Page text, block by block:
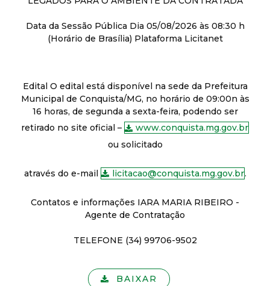
Data da Sessão Pública Dia 05/08/2026 às 08:30 h
(Horário de Brasília) Plataforma Licitanet
Edital O edital está disponível na sede da Prefeitura
Municipal de Conquista/MG, no horário de 09:00n às
16 horas, de segunda a sexta-feira, podendo ser
retirado no site oficial –
www.conquista.mg.gov.br
ou solicitado
através do e-mail licitacao@conquista.mg.gov.br.
Contatos e informações IARA MARIA RIBEIRO -
Agente de Contratação
TELEFONE (34) 99706-9502
BAIXAR